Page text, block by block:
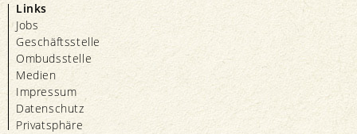
Links
Jobs
Geschäftsstelle
Ombudsstelle
Medien
Impressum
Datenschutz
Privatsphäre